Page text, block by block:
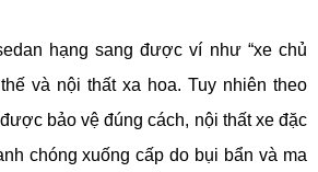
hạng sang được ví như “xe chủ
và nội thất xa hoa. Tuy nhiên theo
bảo vệ đúng cách, nội thất xe đặc
chóng xuống cấp do bụi bẩn và ma